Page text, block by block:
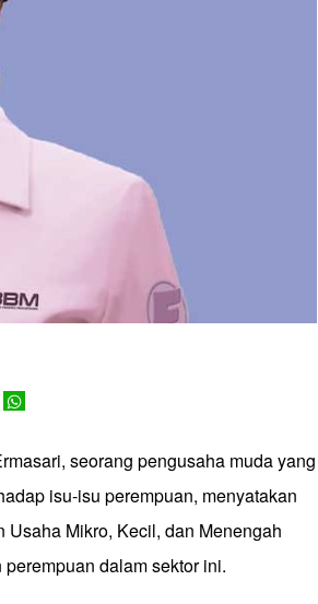
seorang pengusaha muda yang
isu-isu perempuan, menyatakan
Mikro, Kecil, dan Menengah
dalam sektor ini.